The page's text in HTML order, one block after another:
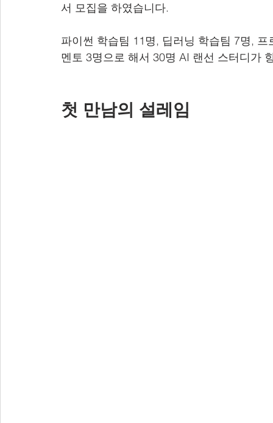
서 모집을 하였습니다.
파이썬 학습팀 11명, 딥러닝 학습팀 7명,
멘토 3명으로 해서 30명 AI 랜선 스터디가
첫 만남의 설레임